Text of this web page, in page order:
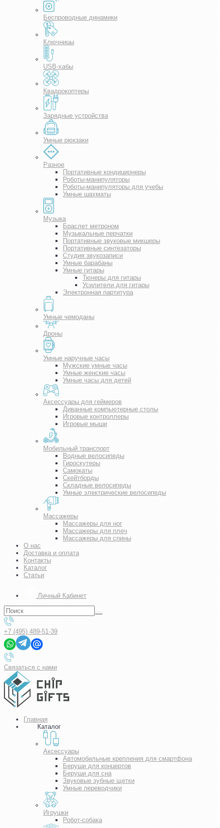
Беспроводные динамики
Ключницы
USB-хабы
Квадрокоптеры
Зарядные устройства
Умные рюкзаки
Разное
Портативные кондиционеры
Роботы-манипуляторы
Роботы-манипуляторы для учебы
Умные шахматы
Музыка
Браслет метроном
Музыкальные перчатки
Портативные звуковые микшеры
Портативные синтезаторы
Студия звукозаписи
Умные барабаны
Умные гитары
Тюнеры для гитары
Усилители для гитары
Электронная партитура
Умные чемоданы
Дроны
Умные наручные часы
Мужские умные часы
Умные женские часы
Умные часы для детей
Аксессуары для геймеров
Диванные компьютерные столы
Игровые контроллеры
Игровые мыши
Мобильный транспорт
Водные велосипеды
Гироскутеры
Самокаты
Скейтборды
Складные велосипеды
Умные электрические велосипеды
Массажеры
Массажеры для ног
Массажеры для плеч
Массажеры для спины
О нас
Доставка и оплата
Контакты
Каталог
Статьи
Личный Кабинет
+7 (495) 489-51-39
Связаться с нами
Главная
Каталог
Аксессуары
Автомобильные крепления для смартфона
Беруши для концертов
Беруши для сна
Звуковые зубные щетки
Умные переводчики
Игрушки
Робот-собака